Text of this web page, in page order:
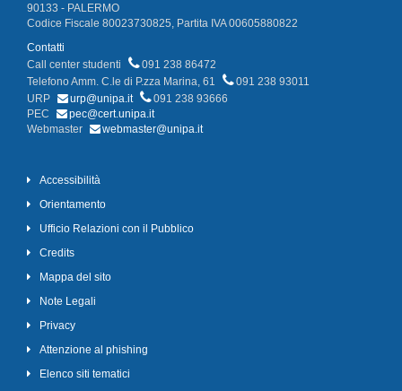
90133 - PALERMO
Codice Fiscale 80023730825, Partita IVA 00605880822
Contatti
Call center studenti
091 238 86472
Telefono Amm. C.le di P.zza Marina, 61
091 238 93011
URP
urp@unipa.it
091 238 93666
PEC
pec@cert.unipa.it
Webmaster
webmaster@unipa.it
Accessibilità
Orientamento
Ufficio Relazioni con il Pubblico
Credits
Mappa del sito
Note Legali
Privacy
Attenzione al phishing
Elenco siti tematici